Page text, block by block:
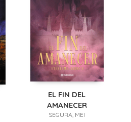
EL FIN DEL
AMANECER
SEGURA, MEI